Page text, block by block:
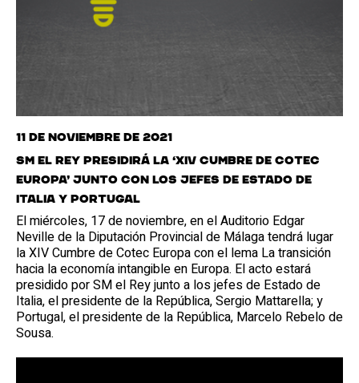
11 de noviembre de 2021
SM el Rey presidirá la ‘XIV Cumbre de Cotec
Europa’ junto con los jefes de Estado de
Italia y Portugal
El miércoles, 17 de noviembre, en el Auditorio Edgar
Neville de la Diputación Provincial de Málaga tendrá lugar
la XIV Cumbre de Cotec Europa con el lema La transición
hacia la economía intangible en Europa. El acto estará
presidido por SM el Rey junto a los jefes de Estado de
Italia, el presidente de la República, Sergio Mattarella; y
Portugal, el presidente de la República, Marcelo Rebelo de
Sousa.